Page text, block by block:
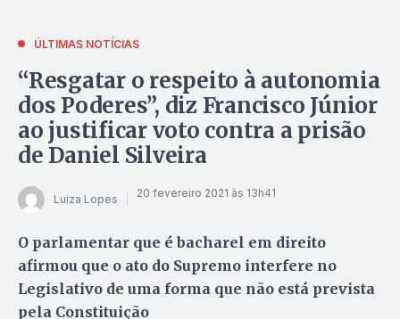
ÚLTIMAS NOTÍCIAS
“Resgatar o respeito à autonomia
dos Poderes”, diz Francisco Júnior
ao justificar voto contra a prisão
de Daniel Silveira
Luiza Lopes 20 fevereiro 2021 às 13h41
O parlamentar que é bacharel em direito
afirmou que o ato do Supremo interfere no
Legislativo de uma forma que não está prevista
pela Constituição